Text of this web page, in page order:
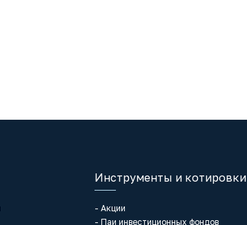
Инструменты и котировки
- Акции
- Паи инвестиционных фондов